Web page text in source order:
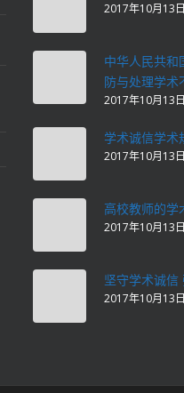
2017年10月13日
中华人民共和
防与处理学术
2017年10月13日
学术诚信学术
2017年10月13日
高校教师的学
2017年10月13日
坚守学术诚信
2017年10月13日